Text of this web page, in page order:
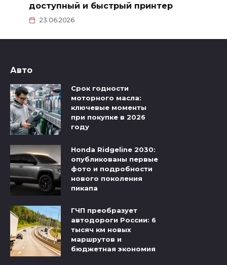
доступный и быстрый принтер
23.06.2026
Авто
Срок годности
моторного масла:
ключевые моменты
при покупке в 2026
году
Honda Ridgeline 2030:
опубликованы первые
фото и подробности
нового поколения
пикапа
ГЧП преобразует
автодороги России: 6
тысяч км новых
маршрутов и
бюджетная экономия